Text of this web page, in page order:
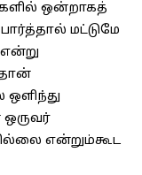
ஒன்றாகத்
மட்டுமே
என்று
என்றும்கூட